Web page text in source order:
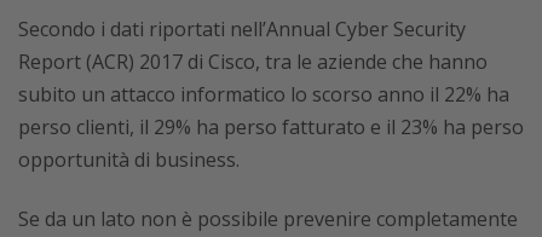
Secondo i dati riportati nell’Annual Cyber Security
Report (ACR) 2017 di Cisco, tra le aziende che hanno
subito un attacco informatico lo scorso anno il 22% ha
perso clienti, il 29% ha perso fatturato e il 23% ha perso
opportunità di business.
Se da un lato non è possibile prevenire completamente